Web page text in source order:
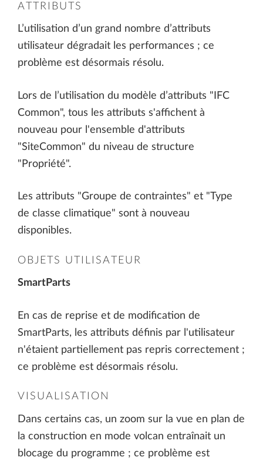
ATTRIBUTS
L’utilisation d’un grand nombre d’attributs
utilisateur dégradait les performances ; ce
problème est désormais résolu.
Lors de l’utilisation du modèle d’attributs "IFC
Common", tous les attributs s'affichent à
nouveau pour l'ensemble d'attributs
"SiteCommon" du niveau de structure
"Propriété".
Les attributs "Groupe de contraintes" et "Type
de classe climatique" sont à nouveau
disponibles.
OBJETS UTILISATEUR
SmartParts
En cas de reprise et de modification de
SmartParts, les attributs définis par l'utilisateur
n'étaient partiellement pas repris correctement ;
ce problème est désormais résolu.
VISUALISATION
Dans certains cas, un zoom sur la vue en plan de
la construction en mode volcan entraînait un
blocage du programme ; ce problème est